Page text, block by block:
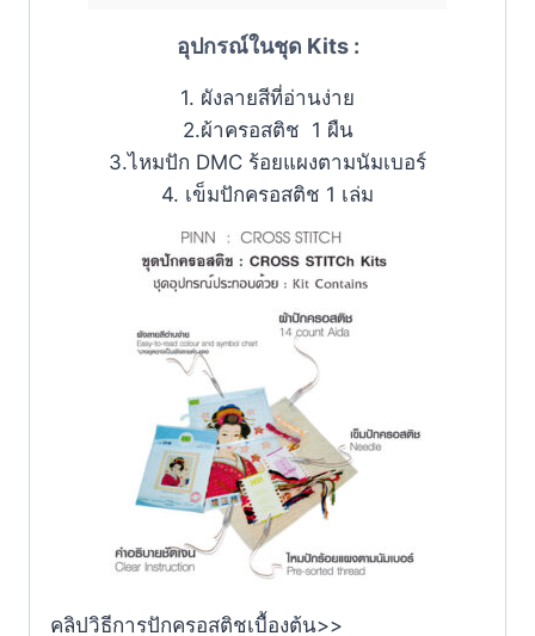
อุปกรณ์ในชุด Kits :
1. ผังลายสีที่อ่านง่าย
2.ผ้าครอสติช 1 ผืน
3.ไหมปัก DMC ร้อยแผงตามนัมเบอร์
4. เข็มปักครอสติช 1 เล่ม
คลิปวิธีการปักครอสติชเบื้องต้น>>